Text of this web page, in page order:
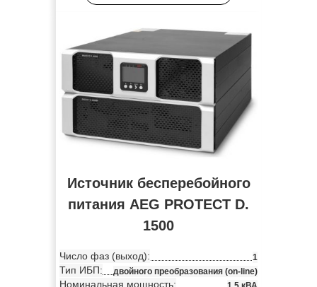
Источник бесперебойного
питания AEG PROTECT D.
1500
Число фаз (выход): 1
Тип ИБП: двойного преобразования (on-line)
Номинальная мощность: